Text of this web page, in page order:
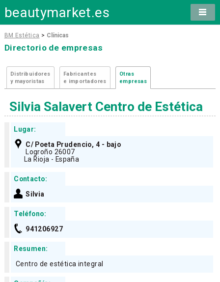
beautymarket.es
BM Estética > Clínicas
Directorio de empresas
Distribuidores
y mayoristas
Fabricantes
e importadores
Otras
empresas
Silvia Salavert Centro de Estética
Lugar:
C/ Poeta Prudencio, 4 - bajo
Logroño 26007
La Rioja - España
Contacto:
Silvia
Teléfono:
941206927
Resumen:
Centro de estética integral